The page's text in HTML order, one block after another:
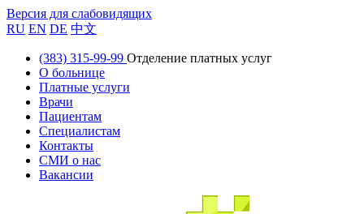
Версия для слабовидящих
RU EN DE 中文
(383) 315-99-99 Отделение платных услуг
О больнице
Платные услуги
Врачи
Пациентам
Специалистам
Контакты
СМИ о нас
Вакансии